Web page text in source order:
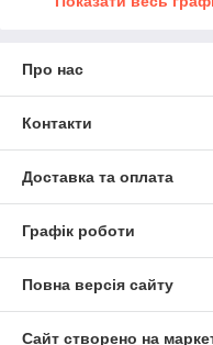
Про нас
Контакти
Доставка та оплата
Графік роботи
Повна версія сайту
Сайт створено на